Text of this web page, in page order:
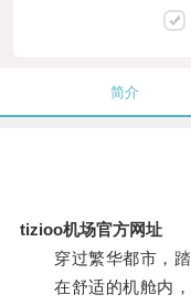
简介
tizioo机场官方网址
穿过繁华都市，踏
在舒适的机舱内，